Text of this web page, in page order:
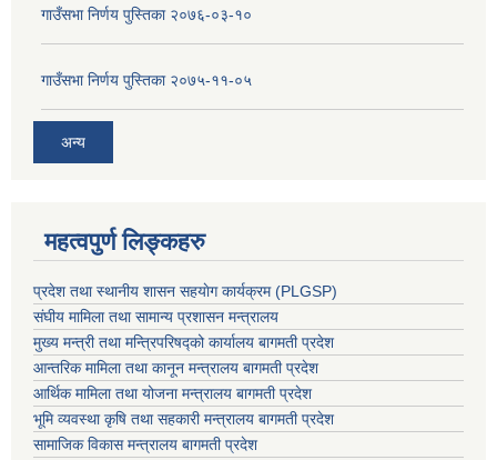
गाउँसभा निर्णय पुस्तिका २०७६-०३-१०
गाउँसभा निर्णय पुस्तिका २०७५-११-०५
अन्य
महत्वपुर्ण लिङ्कहरु
प्रदेश तथा स्थानीय शासन सहयाेग कार्यक्रम (PLGSP)
संघीय मामिला तथा सामान्य प्रशासन मन्त्रालय
मुख्य मन्त्री तथा मन्त्रिपरिषद्को कार्यालय बागमती प्रदेश
आन्तरिक मामिला तथा कानून मन्त्रालय बागमती प्रदेश
आर्थिक मामिला तथा योजना मन्त्रालय बागमती प्रदेश
भूमि व्यवस्था कृषि तथा सहकारी मन्त्रालय बागमती प्रदेश
सामाजिक विकास मन्त्रालय बागमती प्रदेश